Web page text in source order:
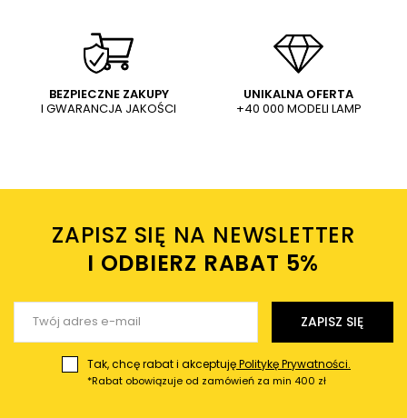
210,98 PLN 200,22 PLN
Dodaj własne zdjęcie produktu:
Twoje imię
Twój email
BEZPIECZNE ZAKUPY
I GWARANCJA JAKOŚCI
UNIKALNA OFERTA
+40 000 MODELI LAMP
ZAPISZ SIĘ NA NEWSLETTER
I ODBIERZ RABAT 5%ㅤ
ZAPISZ SIĘ
Tak, chcę rabat i akceptujęPolitykę Prywatności.
*Rabat obowiązuje od zamówień za min 400 zł